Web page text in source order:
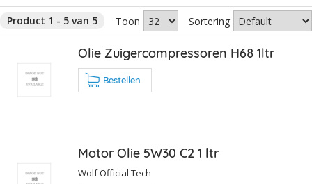
Product 1 - 5 van 5 Toon Sortering
Olie Zuigercompressoren H68 1ltr
Bestellen
Motor Olie 5W30 C2 1 ltr
Wolf Official Tech